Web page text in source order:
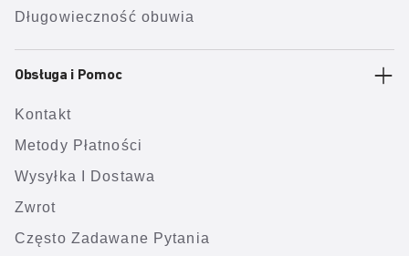
Długowieczność obuwia
Obsługa i Pomoc
Kontakt
Metody Płatności
Wysyłka I Dostawa
Zwrot
Często Zadawane Pytania